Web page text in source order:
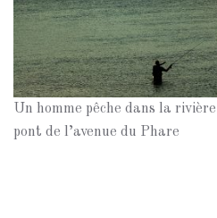
Un homme pêche dans la
pont de l’avenue du Phare